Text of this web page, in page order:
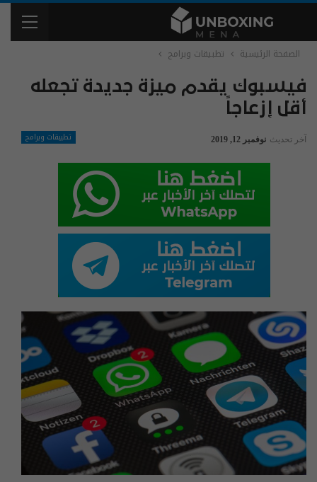
الصفحة الرئيسية تطبيقات وبرامج
فيسبوك يقدم ميزة جديدة تجعله
أقل إزعاجاً
تطبيقات وبرامج آخر تحديث نوفمبر 12, 2019